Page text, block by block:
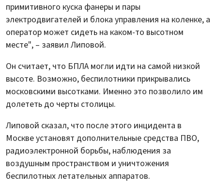
примитивного куска фанеры и пары
электродвигателей и блока управления на коленке, а
оператор может сидеть на каком-то высотном
месте", – заявил Липовой.
Он считает, что БПЛА могли идти на самой низкой
высоте. Возможно, беспилотники прикрывались
московскими высотками. Именно это позволило им
долететь до черты столицы.
Липовой сказал, что после этого инцидента в
Москве установят дополнительные средства ПВО,
радиоэлектронной борьбы, наблюдения за
воздушным пространством и уничтожения
беспилотных летательных аппаратов.